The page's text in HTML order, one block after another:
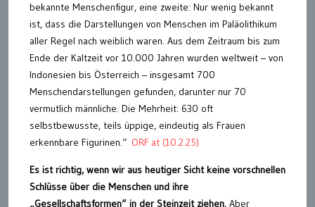
bekannte Menschenfigur, eine zweite: Nur wenig bekannt
ist, dass die Darstellungen von Menschen im Paläolithikum
aller Regel nach weiblich waren. Aus dem Zeitraum bis zum
Ende der Kaltzeit vor 10.000 Jahren wurden weltweit – von
Indonesien bis Österreich – insgesamt 700
Menschendarstellungen gefunden, darunter nur 70
vermutlich männliche. Die Mehrheit: 630 oft
selbstbewusste, teils üppige, eindeutig als Frauen
erkennbare Figurinen.“ ORF.at (10.2.25)
Es ist richtig, wenn wir aus heutiger Sicht keine vorschnellen
Schlüsse über die Menschen und ihre
„Gesellschaftsformen“ in der Steinzeit ziehen. Aber